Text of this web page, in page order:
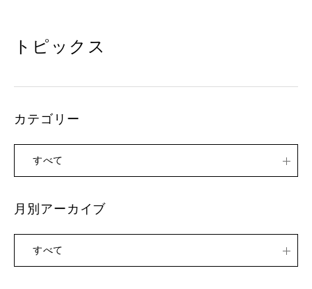
トピックス
カテゴリー
すべて
月別アーカイブ
すべて